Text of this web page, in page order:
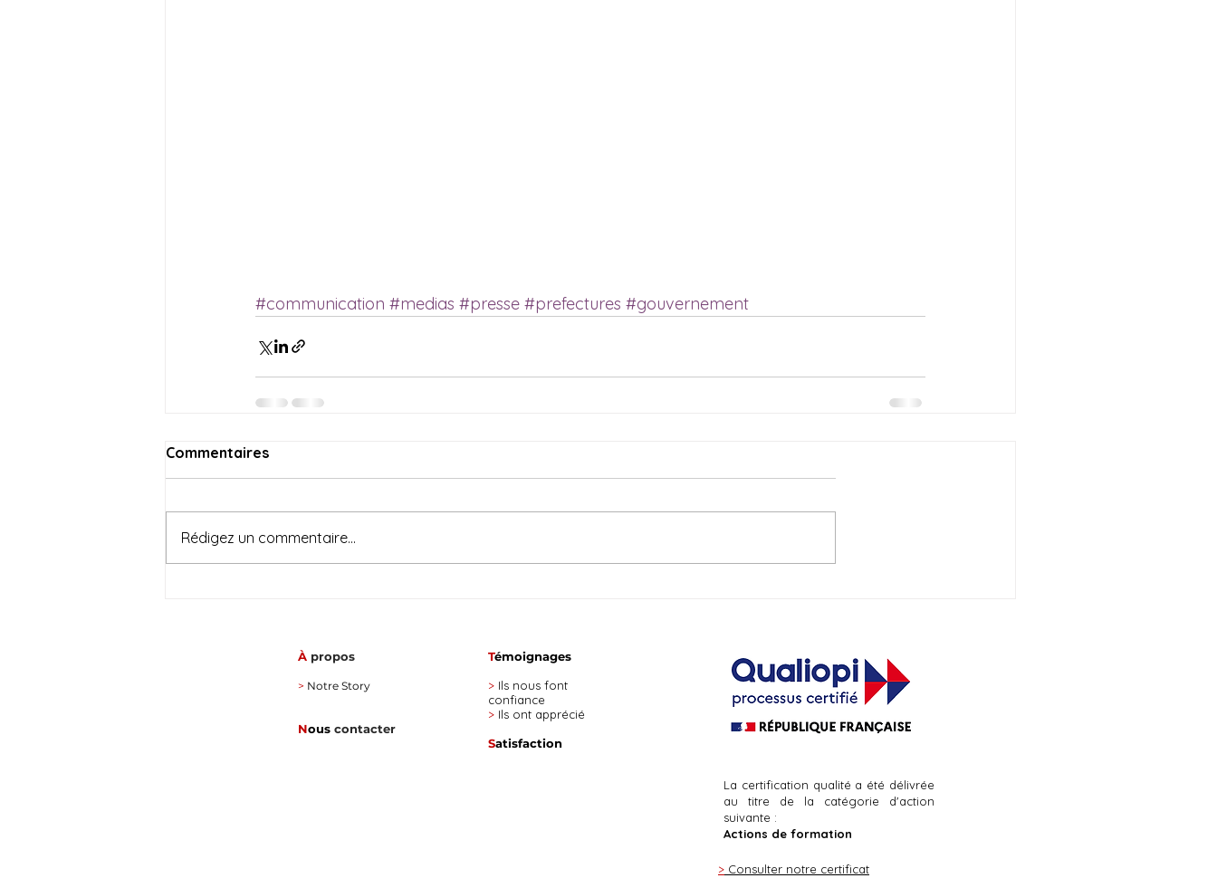
#communication #medias #presse #prefectures #gouvernement
Commentaires
Rédigez un commentaire...
À propos
> Notre Story
Nous contacter
Témoignages
> Ils nous font
confiance
> Ils ont apprécié
Satisfaction
La certification qualité a été délivrée
au titre de la catégorie d'action
suivante :
Actions de formation
> Consulter notre certificat